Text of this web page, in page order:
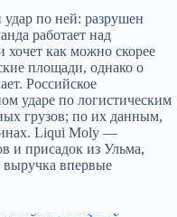
по ней: разрушен
работает над
хочет как можно скорее
площади, однако о
Российское
ударе по логистическим
грузов; по их данным,
Liqui Moly —
и присадок из Ульма,
выручка впервые